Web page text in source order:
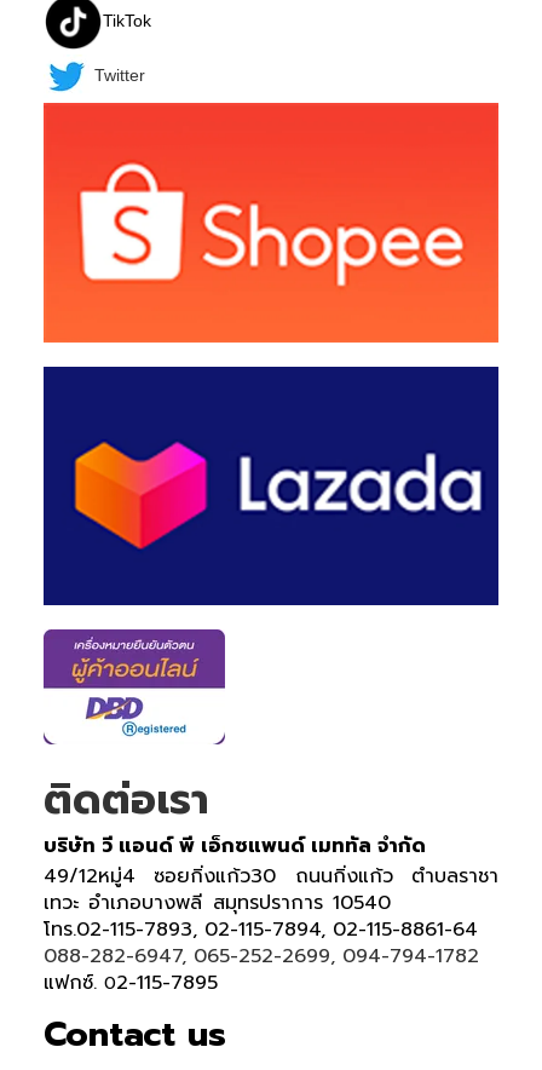
TikTok
Twitter
ติดต่อเรา
บริษัท วี แอนด์ พี เอ็กซแพนด์ เมททัล จำกัด
49/12หมู่4 ซอยกิ่งแก้ว30 ถนนกิ่งแก้ว ตำบลราชา
เทวะ อำเภอบางพลี สมุทรปราการ 10540
โทร.02-115-7893, 02-115-7894, 02-115-8861-64
088-282-6947, 065-252-2699, 094-794-1782
แฟกซ์. 02-115-7895
Contact us